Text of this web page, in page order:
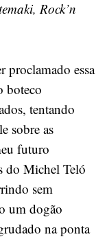
Rock’n
proclamado essa
boteco
tentando
sobre as
futuro
do Michel Teló
sem
um dogão
na ponta